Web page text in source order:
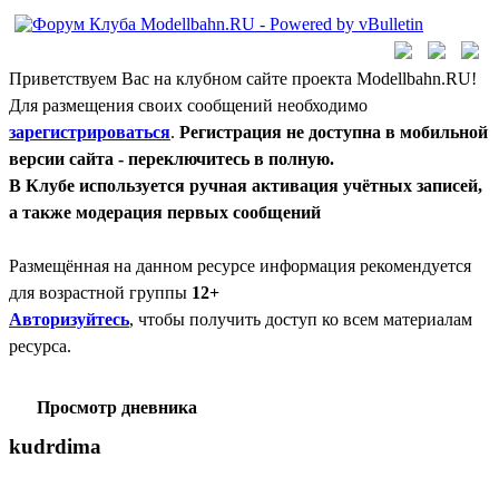
Приветствуем Вас на клубном сайте проекта Modellbahn.RU!
Для размещения своих сообщений необходимо
зарегистрироваться. Регистрация не доступна в мобильной
версии сайта - переключитесь в полную.
В Клубе используется ручная активация учётных записей,
а также модерация первых сообщений
Размещённая на данном ресурсе информация рекомендуется
для возрастной группы 12+
Авторизуйтесь, чтобы получить доступ ко всем материалам
ресурса.
Просмотр дневника
kudrdima